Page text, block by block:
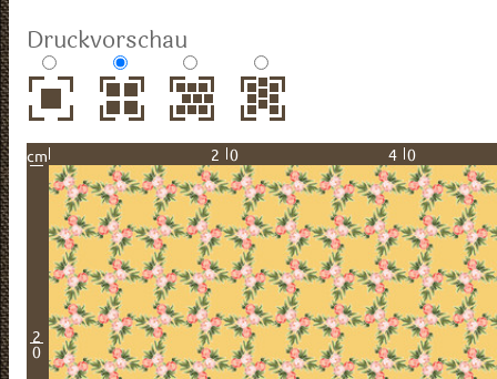
Druckvorschau
cm 20 40
2
0